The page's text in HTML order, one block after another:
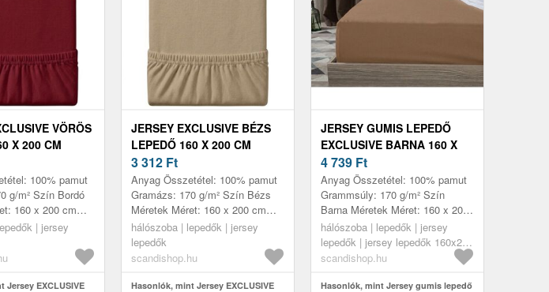
VÖRÖS
X 200 CM
100% pamut
g/m² Szín Bordó
160 x 200 cm
és erős anyag,
Magas
| jersey
Jersey EXCLUSIVE
JERSEY EXCLUSIVE BÉZS
LEPEDŐ 160 X 200 CM
3 312 Ft
Anyag Összetétel: 100% pamut
Gramázs: 170 g/m² Szín Bézs
Méretek Méret: 160 x 200 cm
Jellemzők Puha és erős anyag
hosszú élettartammal Magas
rugalm...
hálószoba | lepedők | jersey
lepedők
scandishop.hu
Hasonlók, mint Jersey EXCLUSIVE
JERSEY GUMIS LEPEDŐ
EXCLUSIVE BARNA 160 X
200 CM
4 739 Ft
Anyag Összetétel: 100% pamut
Grammsúly: 170 g/m² Szín
Barna Méretek Méret: 160 x 200
cm Jellemzők Selymes és erős
anyag hosszú élettartammal
Magas ...
hálószoba | lepedők | jersey
lepedők | jersey lepedők 160x200
cm
scandishop.hu
Hasonlók, mint Jersey gumis lepedő